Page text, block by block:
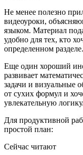
Не менее полезно
видеоуроки,
языком. Материал
удобно для тех, кто
определенном разделе.
Еще один хороший
развивает
задачи и визуальные
от сухих формул и
увлекательную логику.
Для продуктивной
простой план:
Сейчас читают